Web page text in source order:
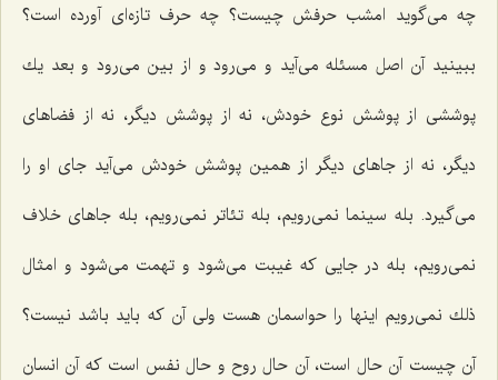
چه می‌گوید امشب حرفش چیست؟ چه حرف تازه‌ای آورده است؟
ببینید آن اصل مسئله می‌آید و می‌رود و از بین می‌رود و بعد یك
پوششی از پوشش نوع خودش، نه از پوشش دیگر، نه از فضاهای
دیگر، نه از جاهای دیگر از همین پوشش خودش می‌آید جای او را
می‌گیرد. بله سینما نمی‌رویم، بله تئاتر نمی‌رویم، بله جاهای خلاف
نمی‌رویم، بله در جایی كه غیبت می‌شود و تهمت می‌شود و امثال
ذلك نمی‌رویم اینها را حواسمان هست ولی آن كه باید باشد نیست؟
آن چیست آن حال است، آن حال روح و حال نفس است كه آن انسان